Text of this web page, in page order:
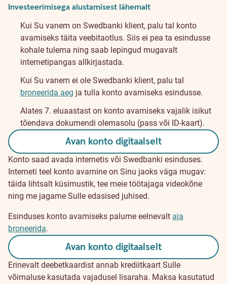
Investeerimisega alustamisest lähemalt
Kui Su vanem on Swedbanki klient, palu tal konto
avamiseks täita veebitaotlus. Siis ei pea ta esindusse
kohale tulema ning saab lepingud mugavalt
internetipangas allkirjastada.
Kui Su vanem ei ole Swedbanki klient, palu tal
broneerida aeg ja tulla konto avamiseks esindusse.
Alates 7. eluaastast on konto avamiseks vajalik isikut
tõendava dokumendi olemasolu (pass või ID-kaart).
Avan konto digitaalselt
Konto saad avada internetis või Swedbanki esinduses.
Interneti teel konto avamine on Sinu jaoks väga mugav:
täida lihtsalt küsimustik, tee meie töötajaga videokõne
ning me jagame Sulle edasised juhised.
Esinduses konto avamiseks palume eelnevalt aja
broneerida.
Avan konto digitaalselt
Erinevalt deebetkaardist annab krediitkaart Sulle
võimaluse kasutada vajadusel lisaraha. Maksa kasutatud